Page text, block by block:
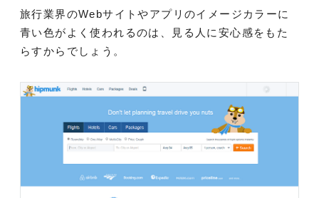
旅行業界のWebサイトやアプリのイメージカラーに
青い色がよく使われるのは、見る人に安心感をもた
らすからでしょう。